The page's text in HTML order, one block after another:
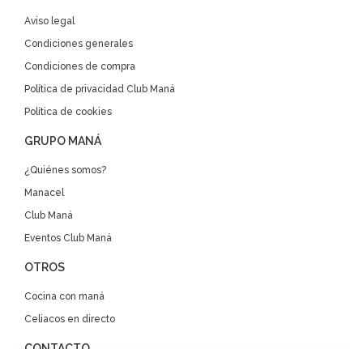
Aviso legal
Condiciones generales
Condiciones de compra
Política de privacidad Club Maná
Política de cookies
GRUPO MANÁ
¿Quiénes somos?
Manacel
Club Maná
Eventos Club Maná
OTROS
Cocina con maná
Celiacos en directo